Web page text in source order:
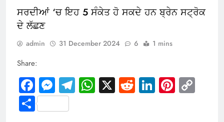
ਸਰਦੀਆਂ ‘ਚ ਇਹ 5 ਸੰਕੇਤ ਹੋ ਸਕਦੇ ਹਨ ਬ੍ਰੇਨ ਸਟ੍ਰੋਕ
ਦੇ ਲੱਛਣ
admin 31 December 2024 6 1 mins
Share:
Facebook
Messenger
Telegram
WhatsApp
X RedditLinkedIn
Share